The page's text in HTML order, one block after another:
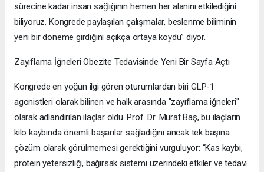
sürecine kadar insan sağlığının hemen her alanını etkilediğini
biliyoruz. Kongrede paylaşılan çalışmalar, beslenme biliminin
yeni bir döneme girdiğini açıkça ortaya koydu” diyor.
Zayıflama İğneleri Obezite Tedavisinde Yeni Bir Sayfa Açtı
Kongrede en yoğun ilgi gören oturumlardan biri GLP-1
agonistleri olarak bilinen ve halk arasında "zayıflama iğneleri"
olarak adlandırılan ilaçlar oldu. Prof. Dr. Murat Baş, bu ilaçların
kilo kaybında önemli başarılar sağladığını ancak tek başına
çözüm olarak görülmemesi gerektiğini vurguluyor: “Kas kaybı,
protein yetersizliği, bağırsak sistemi üzerindeki etkiler ve tedavi